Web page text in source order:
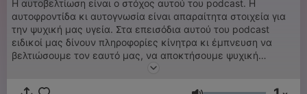
Η αυτοβελτίωση είναι ο στόχος αυτού του podcast. Η
αυτοφροντίδα κι αυτογνωσία είναι απαραίτητα στοιχεία για
την ψυχική μας υγεία. Στα επεισόδια αυτού του podcast
ειδικοί μας δίνουν πληροφορίες κίνητρα κι έμπνευση να
βελτιώσουμε τον εαυτό μας, να αποκτήσουμε ψυχική
ενδυνάμωση για να μπορέσουμε να κάνουμε τις